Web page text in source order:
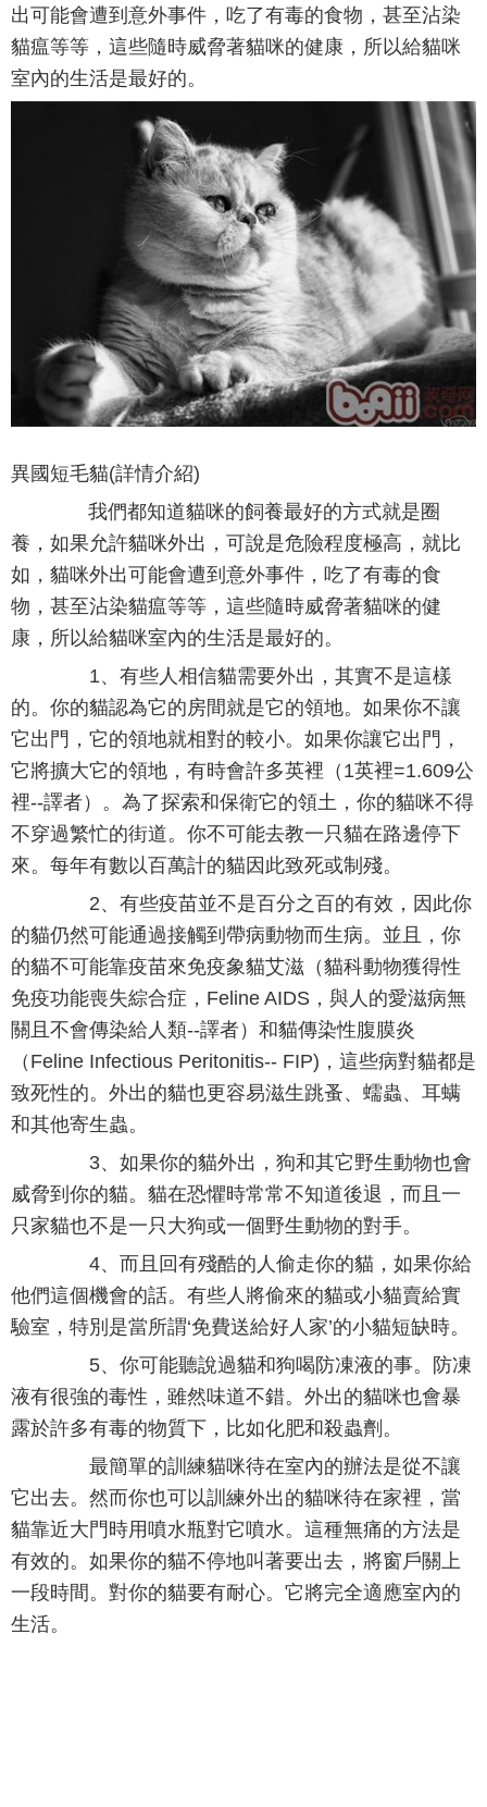
出可能會遭到意外事件，吃了有毒的食物，甚至沾染
貓瘟等等，這些隨時威脅著貓咪的健康，所以給貓咪
室內的生活是最好的。
異國短毛貓(詳情介紹)
我們都知道貓咪的飼養最好的方式就是圈
養，如果允許貓咪外出，可說是危險程度極高，就比
如，貓咪外出可能會遭到意外事件，吃了有毒的食
物，甚至沾染貓瘟等等，這些隨時威脅著貓咪的健
康，所以給貓咪室內的生活是最好的。
1、有些人相信貓需要外出，其實不是這樣
的。你的貓認為它的房間就是它的領地。如果你不讓
它出門，它的領地就相對的較小。如果你讓它出門，
它將擴大它的領地，有時會許多英裡（1英裡=1.609公
裡--譯者）。為了探索和保衛它的領土，你的貓咪不得
不穿過繁忙的街道。你不可能去教一只貓在路邊停下
來。每年有數以百萬計的貓因此致死或制殘。
2、有些疫苗並不是百分之百的有效，因此你
的貓仍然可能通過接觸到帶病動物而生病。並且，你
的貓不可能靠疫苗來免疫象貓艾滋（貓科動物獲得性
免疫功能喪失綜合症，Feline AIDS，與人的愛滋病無
關且不會傳染給人類--譯者）和貓傳染性腹膜炎
（Feline Infectious Peritonitis-- FIP)，這些病對貓都是
致死性的。外出的貓也更容易滋生跳蚤、蠕蟲、耳螨
和其他寄生蟲。
3、如果你的貓外出，狗和其它野生動物也會
威脅到你的貓。貓在恐懼時常常不知道後退，而且一
只家貓也不是一只大狗或一個野生動物的對手。
4、而且回有殘酷的人偷走你的貓，如果你給
他們這個機會的話。有些人將偷來的貓或小貓賣給實
驗室，特別是當所謂‘免費送給好人家’的小貓短缺時。
5、你可能聽說過貓和狗喝防凍液的事。防凍
液有很強的毒性，雖然味道不錯。外出的貓咪也會暴
露於許多有毒的物質下，比如化肥和殺蟲劑。
最簡單的訓練貓咪待在室內的辦法是從不讓
它出去。然而你也可以訓練外出的貓咪待在家裡，當
貓靠近大門時用噴水瓶對它噴水。這種無痛的方法是
有效的。如果你的貓不停地叫著要出去，將窗戶關上
一段時間。對你的貓要有耐心。它將完全適應室內的
生活。